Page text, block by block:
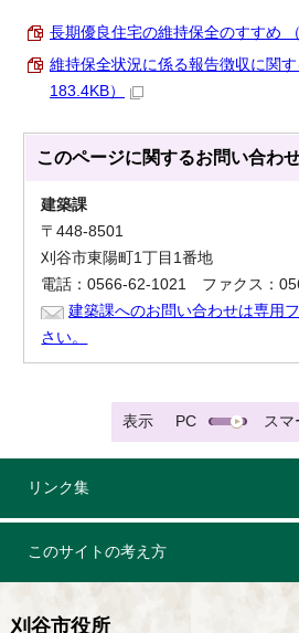
長期優良住宅の維持保全のすすめ
維持保全状況に係る報告徴収に関
183.4KB）
このページに関するお問い合わ
建築課
〒448-8501
刈谷市東陽町1丁目1番地
電話：0566-62-1021 ファクス：
建築課へのお問い合わせは専用
さい。
表示 PC スマ
リンク集
このサイトの考え方
刈谷市役所